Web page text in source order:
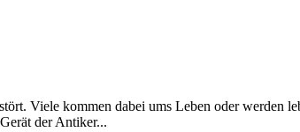
Viele kommen dabei ums Leben oder werden
der Antiker...